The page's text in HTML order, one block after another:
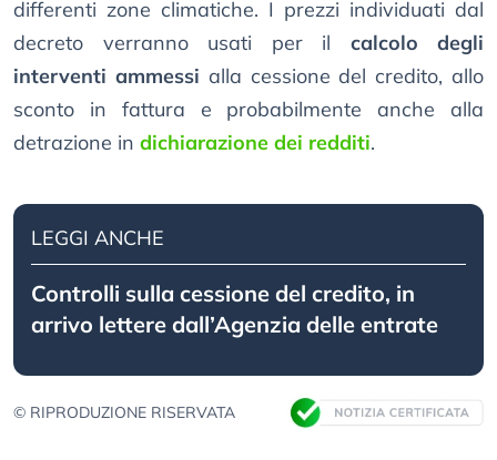
differenti zone climatiche. I prezzi individuati dal
decreto verranno usati per il calcolo degli
interventi ammessi alla cessione del credito, allo
sconto in fattura e probabilmente anche alla
detrazione in dichiarazione dei redditi.
LEGGI ANCHE
Controlli sulla cessione del credito, in
arrivo lettere dall’Agenzia delle entrate
© RIPRODUZIONE RISERVATA